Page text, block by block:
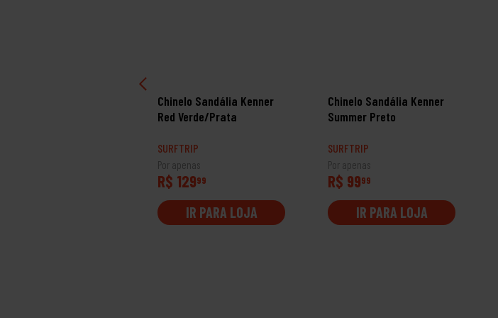
Chinelo Sandália Kenner
Red Verde/Prata
SURFTRIP
Por apenas
R$ 12999
IR PARA LOJA
Chinelo Sandália Kenner
Summer Preto
SURFTRIP
Por apenas
R$ 9999
IR PARA LOJA